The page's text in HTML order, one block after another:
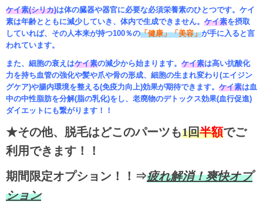
ケイ素(シリカ)は体の臓器や器官に必要な必須栄養素のひとつです。ケイ
素は年齢とともに減少していき、体内で生成できません。 ケイ素を摂取
していれば、その人本来が持つ100％の「健康」「美容」が手に入ると言
われています。
また、細胞の衰えはケイ素の減少から始まります。 ケイ素は高い抗酸化
力を持ち血管の強化や髪や爪や骨の形成、細胞の生まれ変わり(エイジン
グケア)や腸内環境を整える(免疫力向上)効果が期待できます。 ケイ素は血
中の中性脂肪を分解(脂の乳化)をし、老廃物のデトックス効果(血行促進)
ダイエットにも繋がります！！
★その他、脱毛はどこのパーツも1回半額でご
利用できます！！
期間限定オプション！！⇒疲れ解消！爽快オプ
ション